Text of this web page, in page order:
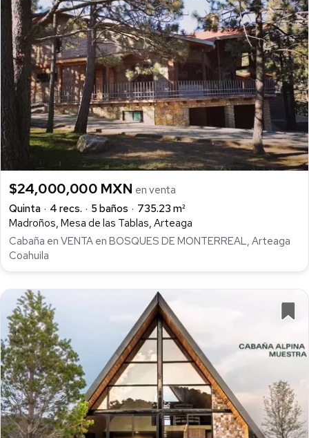
$24,000,000 MXN en venta
Quinta
4 recs. 5 baños
735.23 m²
Madroños, Mesa de las Tablas, Arteaga
Cabaña en VENTA en BOSQUES DE MONTERREAL, Arteaga
Coahuila